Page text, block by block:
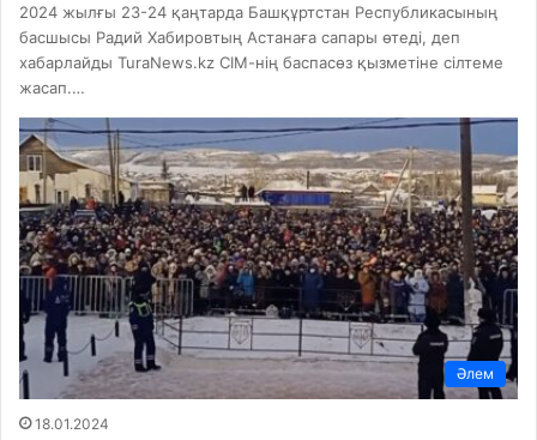
2024 жылғы 23-24 қаңтарда Башқұртстан Республикасының
басшысы Радий Хабировтың Астанаға сапары өтеді, деп
хабарлайды TuraNews.kz СІМ-нің баспасөз қызметіне сілтеме
жасап.…
Әлем
18.01.2024